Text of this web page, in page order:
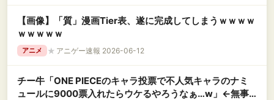
【画像】「質」漫画Tier表、遂に完成してしまうｗｗｗｗ
ｗｗｗｗｗ
アニメ ★ アニゲー速報 2026-06-12
チー牛「ONE PIECEのキャラ投票で不人気キャラのナミ
ュールに9000票入れたらウケるやろうなぁ…w」←無事